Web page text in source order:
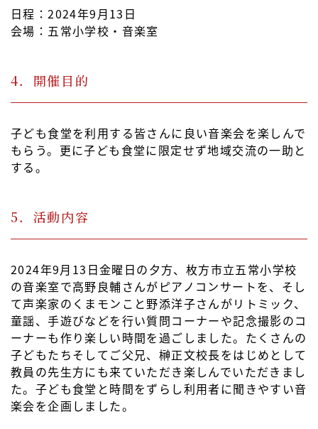
日程：2024年9月13日
会場：五常小学校・音楽室
4．開催目的
子ども食堂を利用する皆さんに良い音楽会を楽しんで
もらう。更に子ども食堂に限定せず地域交流の一助と
する。
5．活動内容
2024年9月13日金曜日の夕方、枚方市立五常小学校
の音楽室で高野良輔さんがピアノコンサートを、そし
て声楽家のくまモンこと野添洋子さんがリトミック、
童謡、手遊びなどを行い質問コーナーや記念撮影のコ
ーナーも作り楽しい時間を過ごしました。たくさんの
子どもたちそしてご父兄、榊正文校長をはじめとして
教員の先生方にも来ていただき楽しんでいただきまし
た。子ども食堂と時間をずらし利用者に聞きやすい音
楽会を企画しました。